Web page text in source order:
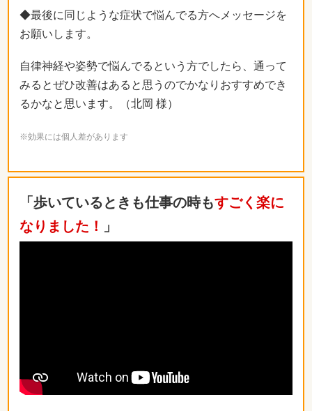
◆最後に同じような症状で悩んでる方へメッセージを
お願いします。
自律神経や姿勢で悩んでるという方でしたら、通って
みるとぜひ改善はあると思うのでかなりおすすめでき
るかなと思います。（北岡 様）
※効果には個人差があります
「歩いているときも仕事の時もすごく楽に
なりました！
」